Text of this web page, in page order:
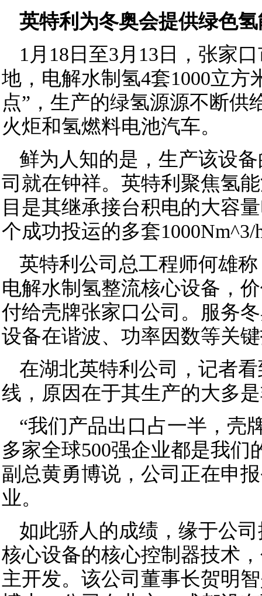
英特利为冬奥会提供绿色
1月18日至3月13日，张家
地，电解水制氢4套1000立方
点”，生产的绿氢源源不断供
火炬和氢燃料电池汽车。
鲜为人知的是，生产该设
司就在钟祥。英特利聚焦氢
目是其继承接台积电的大容
个成功投运的多套
英特利公司总工程师何雄
电解水制氢整流核心设备，
付给壳牌张家口公司。服务
设备在谐波、功率因数等关
在湖北英特利公司，记者
线，原因在于其生产的大多
“我们产品出口占一半，壳
多家全球500强企业都是我们
副总黄勇博说，公司正在申
业。
如此骄人的成绩，缘于公
核心设备的核心控制器技术
主开发。该公司董事长贺明